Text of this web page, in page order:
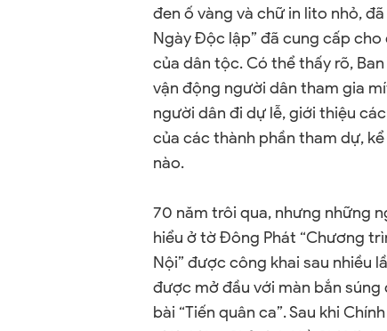
đen ố vàng và chữ in lito nhỏ,
Ngày Độc lập” đã cung cấp
của dân tộc. Có thể thấy rõ,
vận động người dân tham gia
người dân đi dự lễ, giới thiệu
của các thành phần tham dự,
nào.
70 năm trôi qua, nhưng những
hiểu ở tờ Đông Phát “Chương
Nội” được công khai sau nhiều
được mở đầu với màn bắn
bài “Tiến quân ca”. Sau khi